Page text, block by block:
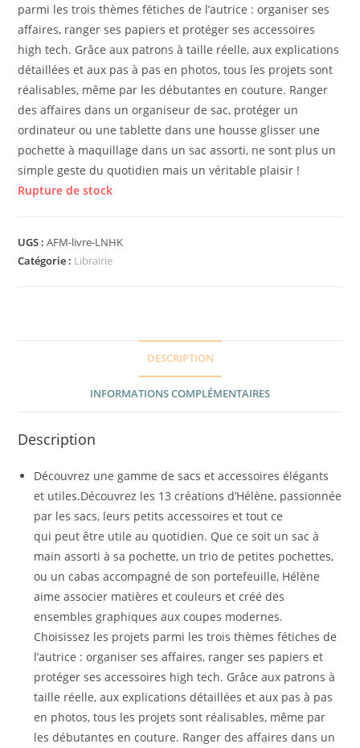
parmi les trois thèmes fétiches de l’autrice : organiser ses
affaires, ranger ses papiers et protéger ses accessoires
high tech. Grâce aux patrons à taille réelle, aux explications
détaillées et aux pas à pas en photos, tous les projets sont
réalisables, même par les débutantes en couture. Ranger
des affaires dans un organiseur de sac, protéger un
ordinateur ou une tablette dans une housse glisser une
pochette à maquillage dans un sac assorti, ne sont plus un
simple geste du quotidien mais un véritable plaisir !
Rupture de stock
UGS :AFM-livre-LNHK
Catégorie : Librairie
DESCRIPTION
INFORMATIONS COMPLÉMENTAIRES
Description
Découvrez une gamme de sacs et accessoires élégants
et utiles.Découvrez les 13 créations d’Hélène, passionnée
par les sacs, leurs petits accessoires et tout ce
qui peut être utile au quotidien. Que ce soit un sac à
main assorti à sa pochette, un trio de petites pochettes,
ou un cabas accompagné de son portefeuille, Hélène
aime associer matières et couleurs et créé des
ensembles graphiques aux coupes modernes.
Choisissez les projets parmi les trois thèmes fétiches de
l’autrice : organiser ses affaires, ranger ses papiers et
protéger ses accessoires high tech. Grâce aux patrons à
taille réelle, aux explications détaillées et aux pas à pas
en photos, tous les projets sont réalisables, même par
les débutantes en couture. Ranger des affaires dans un